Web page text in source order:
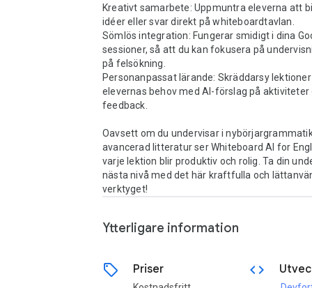
Kreativt samarbete: Uppmuntra eleverna att
idéer eller svar direkt på whiteboardtavlan.
Sömlös integration: Fungerar smidigt i dina
sessioner, så att du kan fokusera på
på felsökning.
Personanpassat lärande: Skräddarsy
elevernas behov med AI-förslag på aktiviteter
feedback.
Oavsett om du undervisar i
avancerad litteratur ser Whiteboard AI for
varje lektion blir produktiv och rolig. Ta din
nästa nivå med det här kraftfulla och
verktyget!
Ytterligare information
sell Priser code